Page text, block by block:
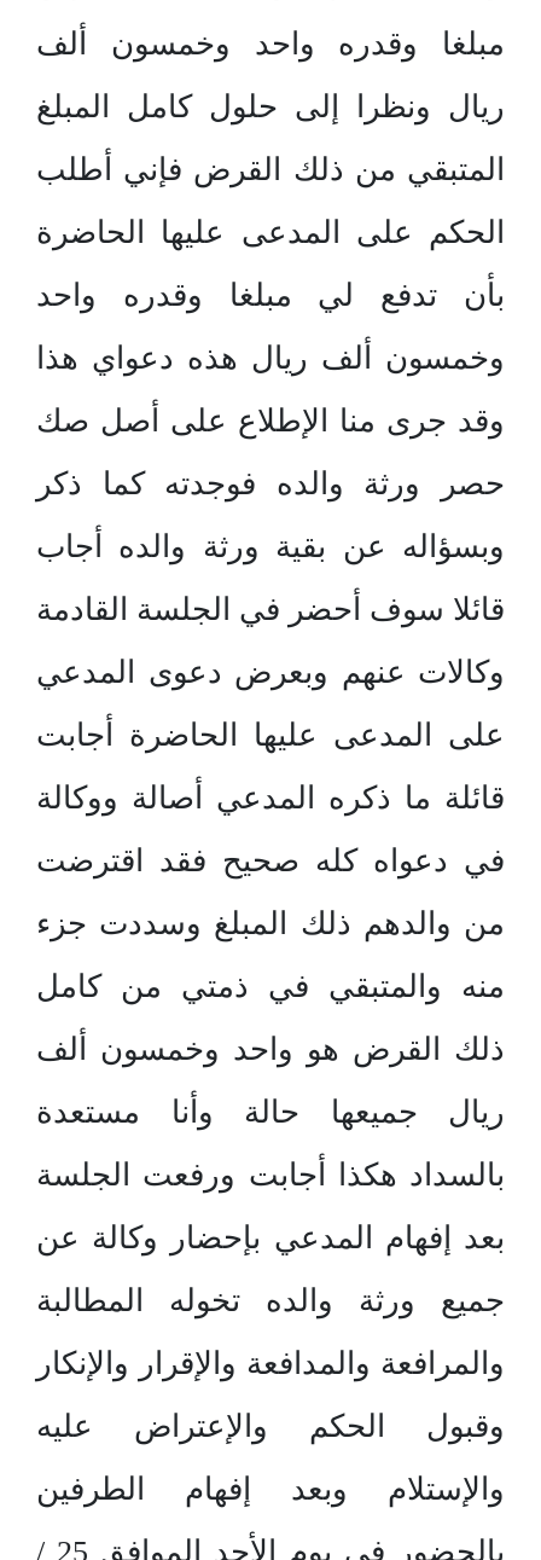
مبلغا وقدره واحد وخمسون ألف
ريال ونظرا إلى حلول كامل المبلغ
المتبقي من ذلك القرض فإني أطلب
الحكم على المدعى عليها الحاضرة
بأن تدفع لي مبلغا وقدره واحد
وخمسون ألف ريال هذه دعواي هذا
وقد جرى منا الإطلاع على أصل صك
حصر ورثة والده فوجدته كما ذكر
وبسؤاله عن بقية ورثة والده أجاب
قائلا سوف أحضر في الجلسة القادمة
وكالات عنهم وبعرض دعوى المدعي
على المدعى عليها الحاضرة أجابت
قائلة ما ذكره المدعي أصالة ووكالة
في دعواه كله صحيح فقد اقترضت
من والدهم ذلك المبلغ وسددت جزء
منه والمتبقي في ذمتي من كامل
ذلك القرض هو واحد وخمسون ألف
ريال جميعها حالة وأنا مستعدة
بالسداد هكذا أجابت ورفعت الجلسة
بعد إفهام المدعي بإحضار وكالة عن
جميع ورثة والده تخوله المطالبة
والمرافعة والمدافعة والإقرار والإنكار
وقبول الحكم والإعتراض عليه
والإستلام وبعد إفهام الطرفين
بالحضور في يوم الأحد الموافق 25 /